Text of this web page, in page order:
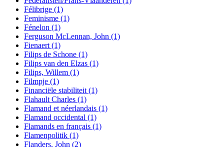
Félibrige (1)
Feminisme (1)
Fénelon (1)
Ferguson McLennan, John (1)
Fienaert (1)
Filips de Schone (1)
Filips van den Elzas (1)
Filips, Willem (1)
Filmpje (1)
Financiële stabiliteit (1)
Flahault Charles (1)
Flamand et néerlandais (1)
Flamand occidental (1)
Flamands en français (1)
Flamenpolitik (1)
Flanders, John (2)